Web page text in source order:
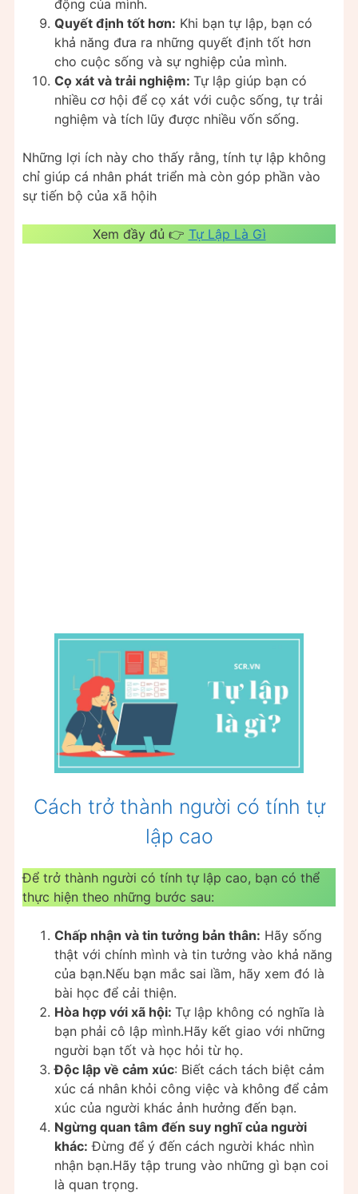
động của mình.
Quyết định tốt hơn: Khi bạn tự lập, bạn có
khả năng đưa ra những quyết định tốt hơn
cho cuộc sống và sự nghiệp của mình.
Cọ xát và trải nghiệm: Tự lập giúp bạn có
nhiều cơ hội để cọ xát với cuộc sống, tự trải
nghiệm và tích lũy được nhiều vốn sống.
Những lợi ích này cho thấy rằng, tính tự lập không
chỉ giúp cá nhân phát triển mà còn góp phần vào
sự tiến bộ của xã hộih
Xem đầy đủ 👉 Tự Lập Là Gì
Cách trở thành người có tính tự
lập cao
Để trở thành người có tính tự lập cao, bạn có thể
thực hiện theo những bước sau:
Chấp nhận và tin tưởng bản thân: Hãy sống
thật với chính mình và tin tưởng vào khả năng
của bạn.Nếu bạn mắc sai lầm, hãy xem đó là
bài học để cải thiện.
Hòa hợp với xã hội: Tự lập không có nghĩa là
bạn phải cô lập mình.Hãy kết giao với những
người bạn tốt và học hỏi từ họ.
Độc lập về cảm xúc: Biết cách tách biệt cảm
xúc cá nhân khỏi công việc và không để cảm
xúc của người khác ảnh hưởng đến bạn.
Ngừng quan tâm đến suy nghĩ của người
khác: Đừng để ý đến cách người khác nhìn
nhận bạn.Hãy tập trung vào những gì bạn coi
là quan trọng.